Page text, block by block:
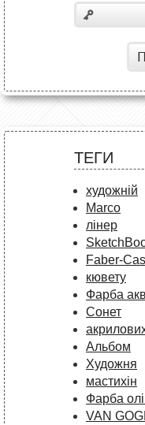
ТЕГИ
художній
Marco
лінер
Faber-
кювету
Фарба
Сонет
Альбом
Художня
мастихін
Фарба
VAN